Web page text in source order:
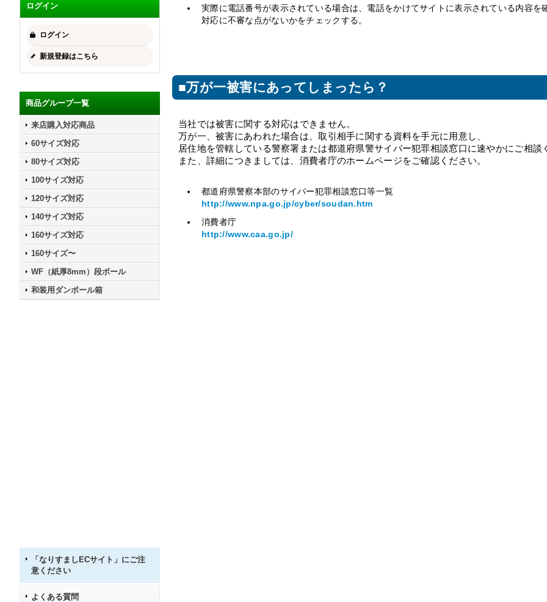
ログイン
ログイン
新規登録はこちら
商品グループ一覧
来店購入対応商品
60サイズ対応
80サイズ対応
100サイズ対応
120サイズ対応
140サイズ対応
160サイズ対応
160サイズ〜
WF（紙厚8mm）段ボール
和装用ダンボール箱
「なりすましECサイト」にご注
意ください
よくある質問
実際に電話番号が表示されている場合は、電話をかけてサイトに表示されている内容を
対応に不審な点がないかをチェックする。
■万が一被害にあってしまったら？
当社では被害に関する対応はできません。
万が一、被害にあわれた場合は、取引相手に関する資料を手元に用意し、
居住地を管轄している警察署または都道府県警サイバー犯罪相談窓口に速やかにご相談
また、詳細につきましては、消費者庁のホームページをご確認ください。
都道府県警察本部のサイバー犯罪相談窓口等一覧
http://www.npa.go.jp/cyber/soudan.htm
消費者庁
http://www.caa.go.jp/